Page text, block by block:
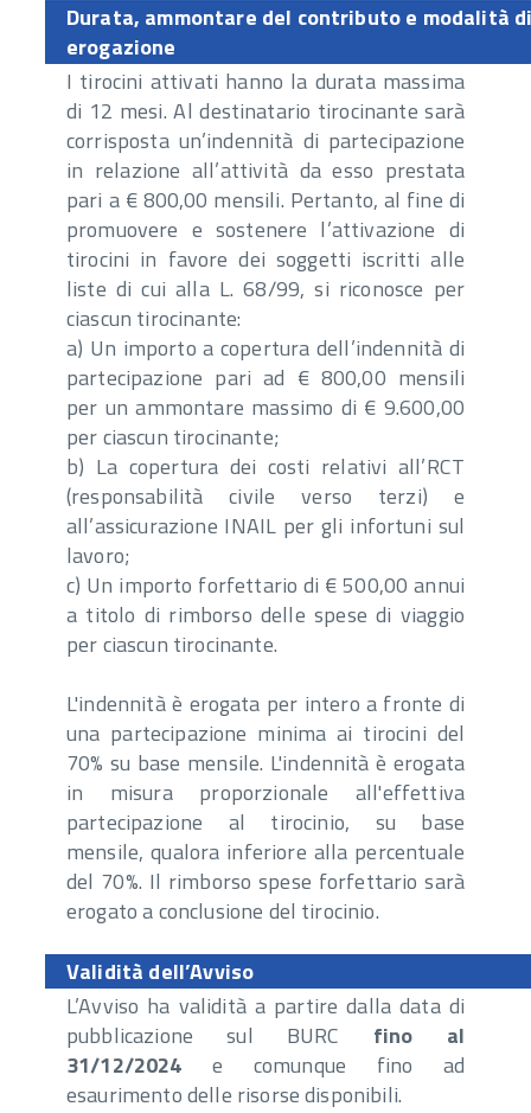
Durata, ammontare del contributo e modalità
erogazione
I tirocini attivati hanno la durata massima
di 12 mesi. Al destinatario tirocinante sarà
corrisposta un’indennità di partecipazione
in relazione all’attività da esso prestata
pari a € 800,00 mensili. Pertanto, al fine di
promuovere e sostenere l’attivazione di
tirocini in favore dei soggetti iscritti alle
liste di cui alla L. 68/99, si riconosce per
ciascun tirocinante:
a) Un importo a copertura dell’indennità di
partecipazione pari ad € 800,00 mensili
per un ammontare massimo di € 9.600,00
per ciascun tirocinante;
b) La copertura dei costi relativi all’RCT
(responsabilità civile verso terzi) e
all’assicurazione INAIL per gli infortuni sul
lavoro;
c) Un importo forfettario di € 500,00 annui
a titolo di rimborso delle spese di viaggio
per ciascun tirocinante.
L'indennità è erogata per intero a fronte di
una partecipazione minima ai tirocini del
70% su base mensile. L'indennità è erogata
in misura proporzionale all'effettiva
partecipazione al tirocinio, su base
mensile, qualora inferiore alla percentuale
del 70%. Il rimborso spese forfettario sarà
erogato a conclusione del tirocinio.
Validità dell’Avviso
L’Avviso ha validità a partire dalla data di
pubblicazione sul BURC fino al
31/12/2024 e comunque fino ad
esaurimento delle risorse disponibili.